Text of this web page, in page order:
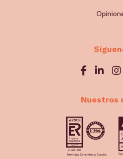
Nuestros